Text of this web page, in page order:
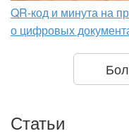
QR-код и минута на
о цифровых
Статьи